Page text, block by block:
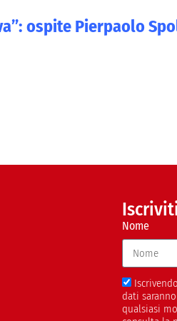
ospite Pierpaolo
Nome
dati
qualsiasi